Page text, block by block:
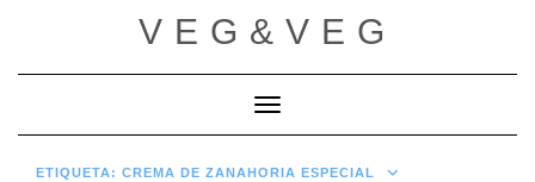
VEG&VEG
Cambiar modo de navegación
ETIQUETA: CREMA DE ZANAHORIA ESPECIAL